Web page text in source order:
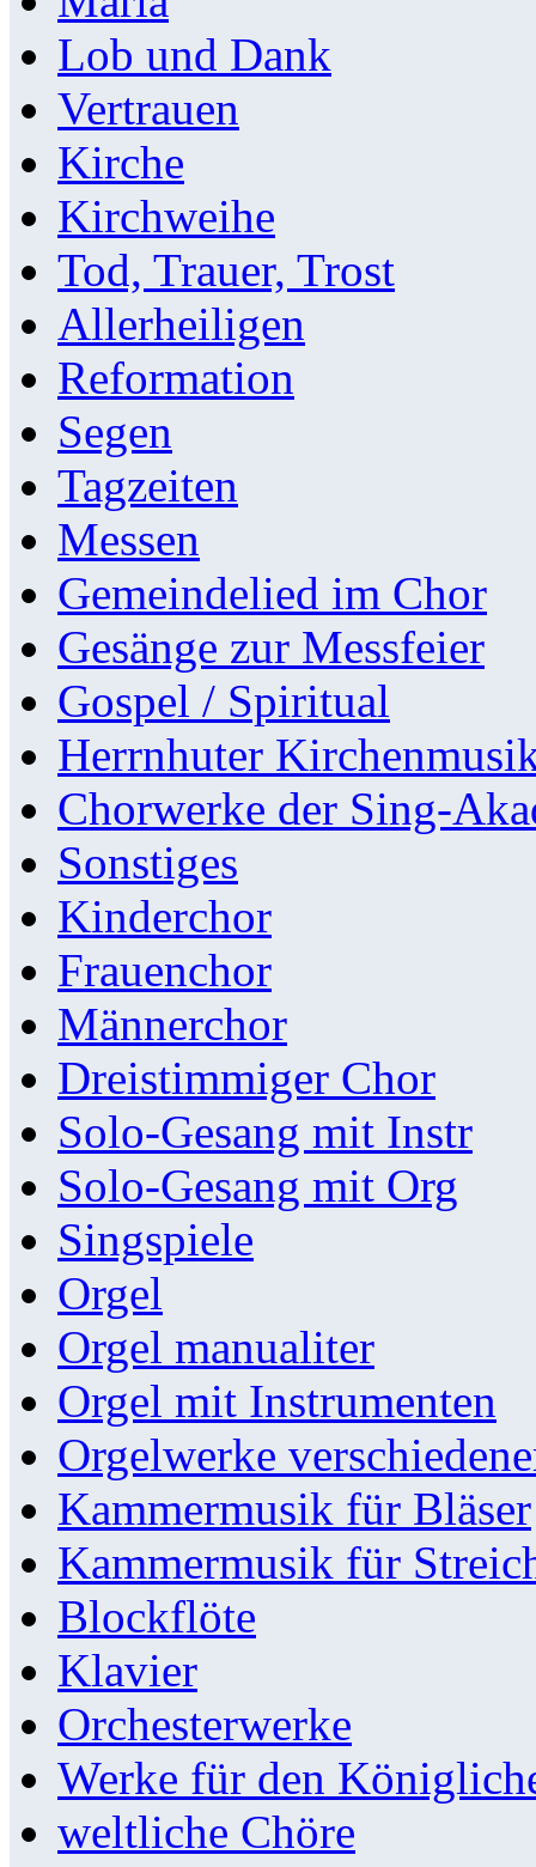
Lob und Dank
Vertrauen
Kirche
Kirchweihe
Tod, Trauer, Trost
Allerheiligen
Reformation
Segen
Tagzeiten
Messen
Gemeindelied im Chor
Gesänge zur Messfeier
Gospel / Spiritual
Herrnhuter
Chorwerke der Sing-
Sonstiges
Kinderchor
Frauenchor
Männerchor
Dreistimmiger Chor
Solo-Gesang mit Instr
Solo-Gesang mit Org
Singspiele
Orgel
Orgel manualiter
Orgel mit Instrumenten
Orgelwerke
Kammermusik für Bläser
Kammermusik für
Blockflöte
Klavier
Orchesterwerke
Werke für den
weltliche Chöre